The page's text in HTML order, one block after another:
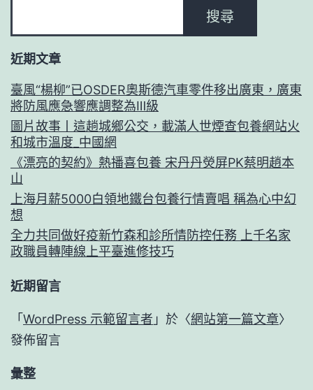
搜尋
近期文章
臺風“楊柳”已OSDER奧斯德汽車零件移出廣東，廣東
將防風應急響應調整為Ⅲ級
圖片故事丨這趟城鄉公交，載滿人世煙查包養網站火
和城市溫度_中國網
《漂亮的契約》熱播喜包養 宋丹丹熒屏PK蔡明趙本
山
上海月薪5000白領地鐵台包養行情賣唱 稱為心中幻
想
全力共同做好疫新竹森和診所情防控任務 上千名家
政職員轉陣線上平臺進修技巧
近期留言
「 WordPress 示範留言者 」於〈網站第一篇文章〉
發佈留言
彙整